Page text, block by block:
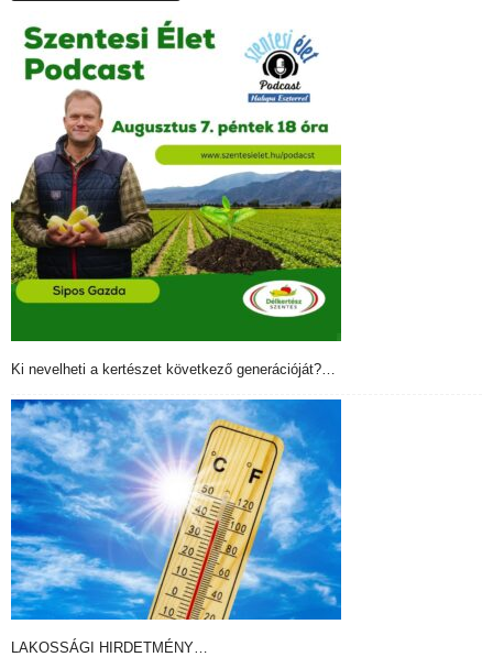
Ki nevelheti a kertészet következő generációját?…
LAKOSSÁGI HIRDETMÉNY…